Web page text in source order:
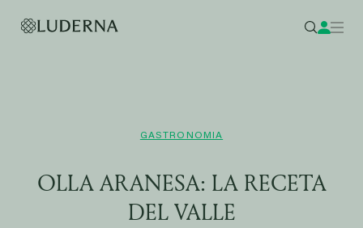
GASTRONOMIA
OLLA ARANESA: LA RECETA
DEL VALLE